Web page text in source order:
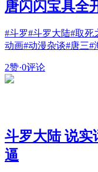
唐闪闪宝具全
#斗罗#斗罗大陆#取死
动画#动漫杂谈#唐三
2赞·0评论
斗罗大陆 说实
逼